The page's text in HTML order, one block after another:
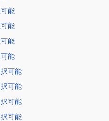
能
能
能
能
可能
可能
可能
可能